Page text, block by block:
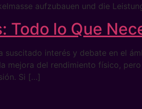
aufzubauen und die
Todo lo Que
suscitado interés y debate en el
mejora del rendimiento físico,
Si […]